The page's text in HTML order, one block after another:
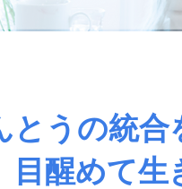
とうの統合
目醒めて生